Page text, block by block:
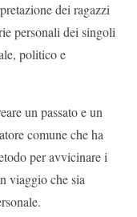
dei ragazzi
personali dei singoli
politico e
un passato e un
comune che ha
per avvicinare i
viaggio che sia